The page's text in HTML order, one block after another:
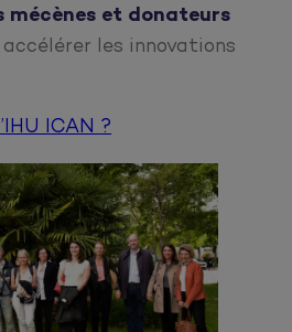
mécènes et donateurs
accélérer les innovations
ICAN ?